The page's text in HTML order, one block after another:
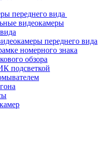
переднего вида
видеокамеры
переднего вида
номерного знака
обзора
подсветкой